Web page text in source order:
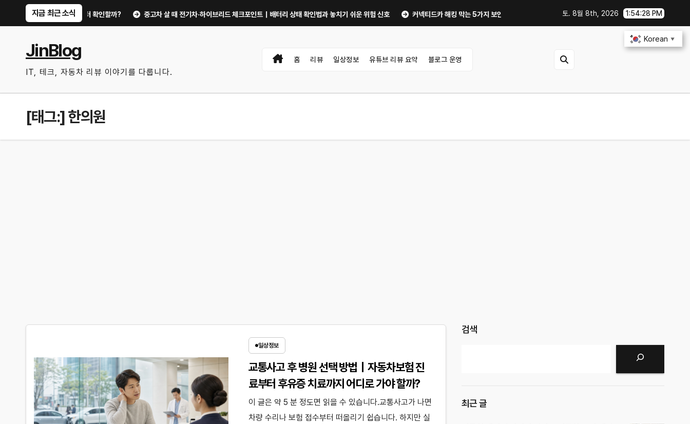
지금 최근 소식
점검 루틴, 무엇부터 확인할까? 중고차 살 때 전기차·하이브리드 체크포인트｜배터리 상태 확인법과 놓치기 쉬운 위험 신호 커넥티드카 해킹 막는 5가지 보안 설정｜OTA 업데이트부터 디지털 키까지, 지금 확인할 것은?
토. 8월 8th, 2026 1:54:29 PM
JinBlog
IT, 테크, 자동차 리뷰 이야기를 다룹니다.
홈 리뷰 일상정보 유튜브 리뷰 요약 블로그 운영
[태그:]한의원
일상정보
교통사고 후 병원 선택 방법｜자동차보험 진
료부터 후유증 치료까지 어디로 가야 할까?
이 글은 약 5 분 정도면 읽을 수 있습니다.교통사고가 나면
차량 수리나 보험 접수부터 떠올리기 쉽습니다. 하지만 실
검색
최근 글
Korean ▼